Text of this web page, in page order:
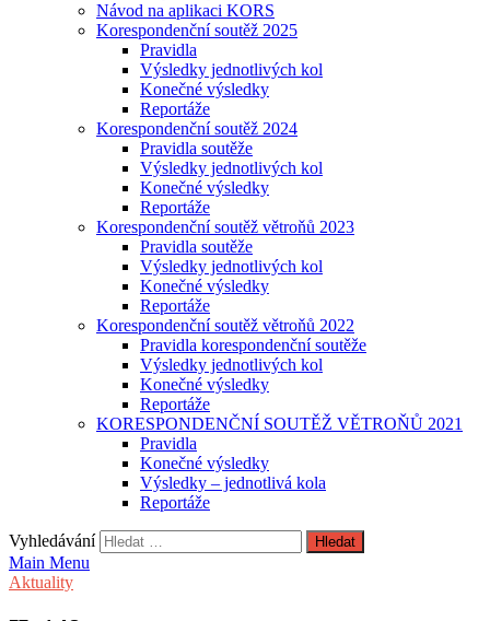
Návod na aplikaci KORS
Korespondenční soutěž 2025
Pravidla
Výsledky jednotlivých kol
Konečné výsledky
Reportáže
Korespondenční soutěž 2024
Pravidla soutěže
Výsledky jednotlivých kol
Konečné výsledky
Reportáže
Korespondenční soutěž větroňů 2023
Pravidla soutěže
Výsledky jednotlivých kol
Konečné výsledky
Reportáže
Korespondenční soutěž větroňů 2022
Pravidla korespondenční soutěže
Výsledky jednotlivých kol
Konečné výsledky
Reportáže
KORESPONDENČNÍ SOUTĚŽ VĚTROŇŮ 2021
Pravidla
Konečné výsledky
Výsledky – jednotlivá kola
Reportáže
Vyhledávání
Main Menu
Aktuality